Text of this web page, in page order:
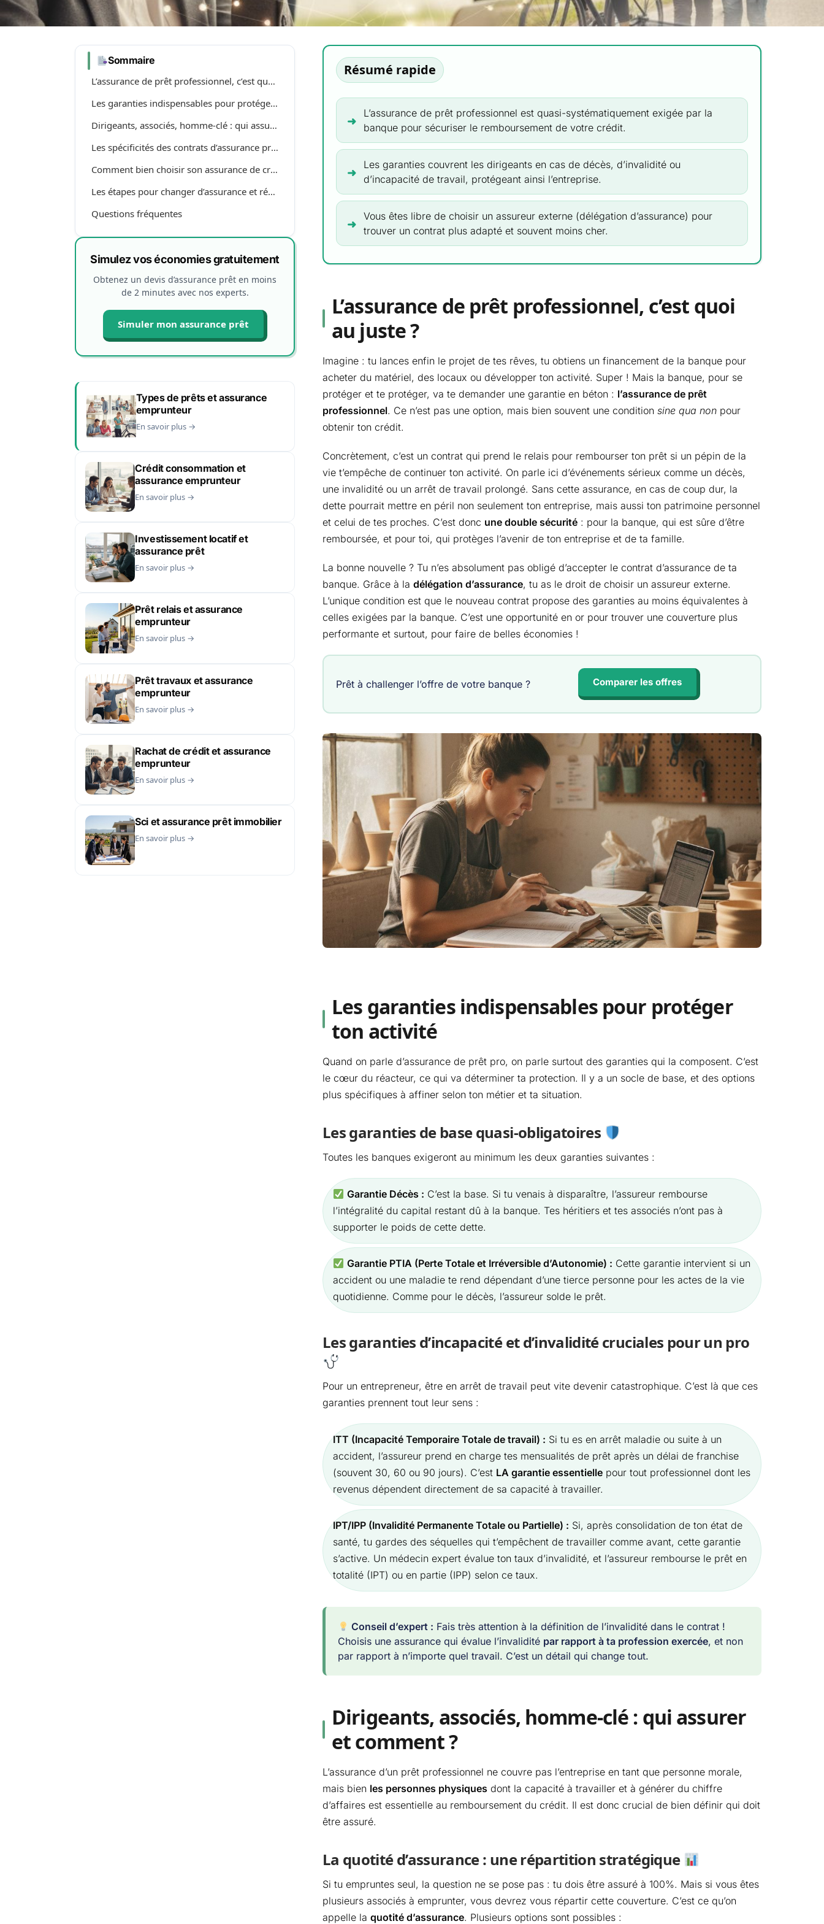
Résumé rapide
L’assurance de prêt professionnel est quasi-systématiquement exigée par la
banque pour sécuriser le remboursement de votre crédit.
Les garanties couvrent les dirigeants en cas de décès, d’invalidité ou
d’incapacité de travail, protégeant ainsi l’entreprise.
Vous êtes libre de choisir un assureur externe (délégation d’assurance) pour
trouver un contrat plus adapté et souvent moins cher.
L’assurance de prêt professionnel, c’est quoi
au juste ?
Imagine : tu lances enfin le projet de tes rêves, tu obtiens un financement de la banque pour
acheter du matériel, des locaux ou développer ton activité. Super ! Mais la banque, pour se
protéger et te protéger, va te demander une garantie en béton : l’assurance de prêt
professionnel. Ce n’est pas une option, mais bien souvent une condition sine qua non pour
obtenir ton crédit.
Concrètement, c’est un contrat qui prend le relais pour rembourser ton prêt si un pépin de la
vie t’empêche de continuer ton activité. On parle ici d’événements sérieux comme un décès,
une invalidité ou un arrêt de travail prolongé. Sans cette assurance, en cas de coup dur, la
dette pourrait mettre en péril non seulement ton entreprise, mais aussi ton patrimoine personnel
et celui de tes proches. C’est donc une double sécurité : pour la banque, qui est sûre d’être
remboursée, et pour toi, qui protèges l’avenir de ton entreprise et de ta famille.
La bonne nouvelle ? Tu n’es absolument pas obligé d’accepter le contrat d’assurance de ta
banque. Grâce à la délégation d’assurance, tu as le droit de choisir un assureur externe.
L’unique condition est que le nouveau contrat propose des garanties au moins équivalentes à
celles exigées par la banque. C’est une opportunité en or pour trouver une couverture plus
performante et surtout, pour faire de belles économies !
Prêt à challenger l’offre de votre banque ? Comparer les offres
Les garanties indispensables pour protéger
ton activité
Quand on parle d’assurance de prêt pro, on parle surtout des garanties qui la composent. C’est
le cœur du réacteur, ce qui va déterminer ta protection. Il y a un socle de base, et des options
plus spécifiques à affiner selon ton métier et ta situation.
Les garanties de base quasi-obligatoires
Toutes les banques exigeront au minimum les deux garanties suivantes :
Garantie Décès : C’est la base. Si tu venais à disparaître, l’assureur rembourse
l’intégralité du capital restant dû à la banque. Tes héritiers et tes associés n’ont pas à
supporter le poids de cette dette.
Garantie PTIA (Perte Totale et Irréversible d’Autonomie) : Cette garantie intervient si un
accident ou une maladie te rend dépendant d’une tierce personne pour les actes de la vie
quotidienne. Comme pour le décès, l’assureur solde le prêt.
Les garanties d’incapacité et d’invalidité cruciales pour un pro
Pour un entrepreneur, être en arrêt de travail peut vite devenir catastrophique. C’est là que ces
garanties prennent tout leur sens :
ITT (Incapacité Temporaire Totale de travail) : Si tu es en arrêt maladie ou suite à un
accident, l’assureur prend en charge tes mensualités de prêt après un délai de franchise
(souvent 30, 60 ou 90 jours). C’est LA garantie essentielle pour tout professionnel dont les
revenus dépendent directement de sa capacité à travailler.
IPT/IPP (Invalidité Permanente Totale ou Partielle) : Si, après consolidation de ton état de
santé, tu gardes des séquelles qui t’empêchent de travailler comme avant, cette garantie
s’active. Un médecin expert évalue ton taux d’invalidité, et l’assureur rembourse le prêt en
totalité (IPT) ou en partie (IPP) selon ce taux.
Conseil d’expert : Fais très attention à la définition de l’invalidité dans le contrat !
Choisis une assurance qui évalue l’invalidité par rapport à ta profession exercée, et non
par rapport à n’importe quel travail. C’est un détail qui change tout.
Dirigeants, associés, homme-clé : qui assurer
et comment ?
L’assurance d’un prêt professionnel ne couvre pas l’entreprise en tant que personne morale,
mais bien les personnes physiques dont la capacité à travailler et à générer du chiffre
d’affaires est essentielle au remboursement du crédit. Il est donc crucial de bien définir qui doit
être assuré.
La quotité d’assurance : une répartition stratégique
Si tu empruntes seul, la question ne se pose pas : tu dois être assuré à 100%. Mais si vous êtes
plusieurs associés à emprunter, vous devrez vous répartir cette couverture. C’est ce qu’on
appelle la quotité d’assurance. Plusieurs options sont possibles :
Sommaire
L’assurance de prêt professionnel, c’est quoi au juste ?
Les garanties indispensables pour protéger ton activité
Dirigeants, associés, homme-clé : qui assurer et comment ?
Les spécificités des contrats d’assurance pro à ne pas négliger
Comment bien choisir son assurance de crédit professionnel ?
Les étapes pour changer d’assurance et réaliser des économies
Questions fréquentes
Simulez vos économies gratuitement
Obtenez un devis d’assurance prêt en moins
de 2 minutes avec nos experts.
Simuler mon assurance prêt
Types de prêts et assurance
emprunteur
En savoir plus →
Crédit consommation et
assurance emprunteur
En savoir plus →
Investissement locatif et
assurance prêt
En savoir plus →
Prêt relais et assurance
emprunteur
En savoir plus →
Prêt travaux et assurance
emprunteur
En savoir plus →
Rachat de crédit et assurance
emprunteur
En savoir plus →
Sci et assurance prêt immobilier
En savoir plus →